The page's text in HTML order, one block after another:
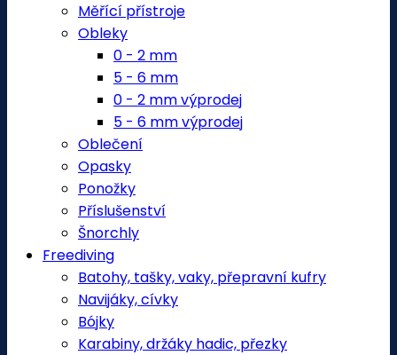
Měřící přístroje
Obleky
0 - 2 mm
5 - 6 mm
0 - 2 mm výprodej
5 - 6 mm výprodej
Oblečení
Opasky
Ponožky
Příslušenství
Šnorchly
Freediving
Batohy, tašky, vaky, přepravní kufry
Navijáky, cívky
Bójky
Karabiny, držáky hadic, přezky